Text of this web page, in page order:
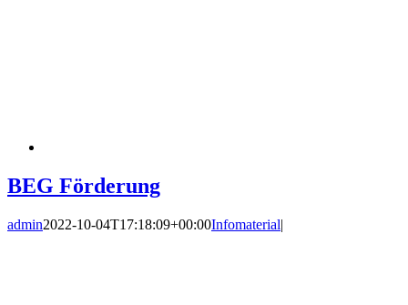
BEG Förderung
admin2022-10-04T17:18:09+00:00Infomaterial|